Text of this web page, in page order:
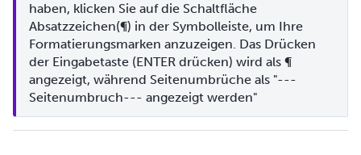
haben, klicken Sie auf die Schaltfläche
Absatzzeichen(¶) in der Symbolleiste, um Ihre
Formatierungsmarken anzuzeigen. Das Drücken
der Eingabetaste (ENTER drücken) wird als ¶
angezeigt, während Seitenumbrüche als "---
Seitenumbruch--- angezeigt werden"